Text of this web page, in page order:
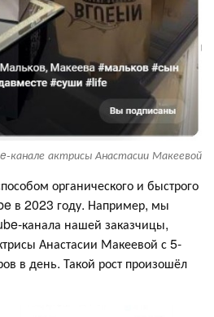
канале актрисы Анастасии Макеевой
органического и быстрого
в 2023 году. Например, мы
канала нашей заказчицы,
Анастасии Макеевой с 5-
в день. Такой рост произошёл